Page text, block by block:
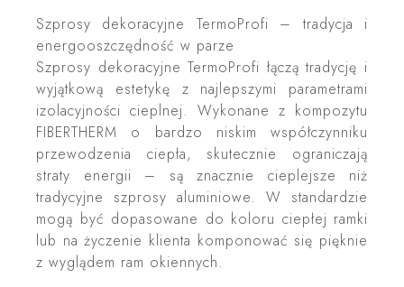
Szprosy dekoracyjne TermoProfi – tradycja i
energooszczędność w parze
Szprosy dekoracyjne TermoProfi łączą tradycję i
wyjątkową estetykę z najlepszymi parametrami
izolacyjności cieplnej. Wykonane z kompozytu
FIBERTHERM o bardzo niskim współczynniku
przewodzenia ciepła, skutecznie ograniczają
straty energii – są znacznie cieplejsze niż
tradycyjne szprosy aluminiowe. W standardzie
mogą być dopasowane do koloru ciepłej ramki
lub na życzenie klienta komponować się pięknie
z wyglądem ram okiennych.